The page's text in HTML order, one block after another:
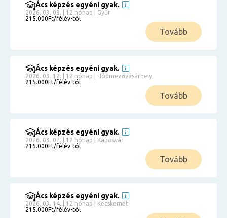
Ács képzés egyéni gyak.
2026. 03. 08. | 12 hónap | Győr
215.000Ft/félév-tól
Tovább
Ács képzés egyéni gyak.
2026. 03. 12. | 12 hónap | Hódmezővásárhely
215.000Ft/félév-tól
Tovább
Ács képzés egyéni gyak.
2026. 03. 07. | 12 hónap | Kaposvár
215.000Ft/félév-tól
Tovább
Ács képzés egyéni gyak.
2026. 03. 14. | 12 hónap | Kecskemét
215.000Ft/félév-tól